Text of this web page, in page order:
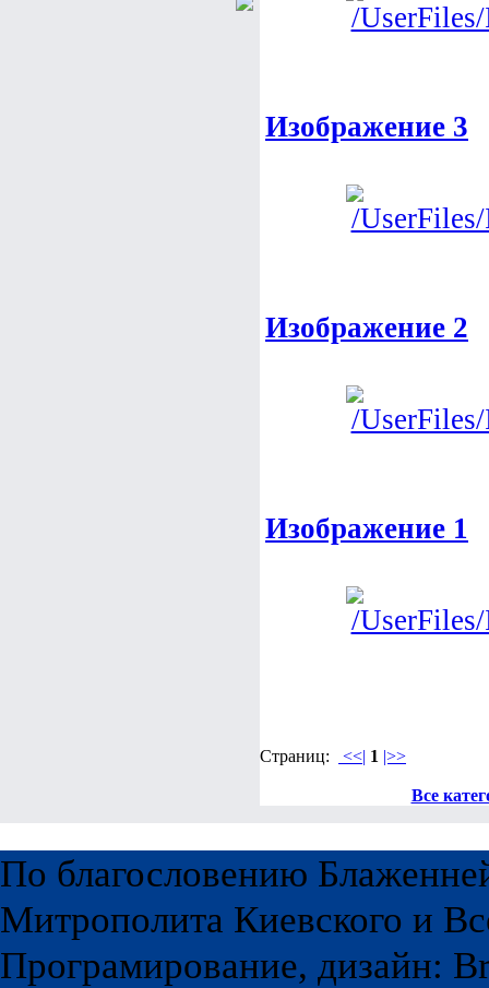
Изображение 3
Изображение 2
Изображение 1
Страниц: <<| 1 |>>
Все
По благословению
Митрополита Киевского и
Програмирование, дизайн: